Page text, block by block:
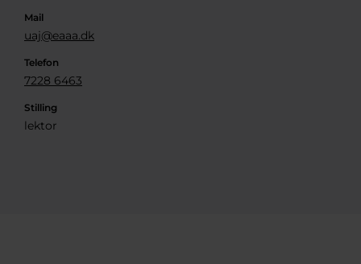
Mail
uaj@eaaa.dk
Telefon
7228 6463
Stilling
lektor